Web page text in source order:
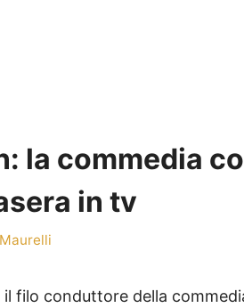
la commedia
in tv
filo conduttore della